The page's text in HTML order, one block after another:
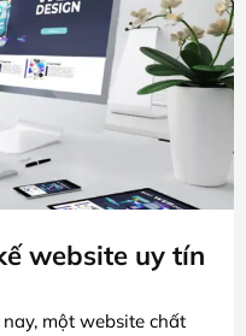
website uy tín
một website chất